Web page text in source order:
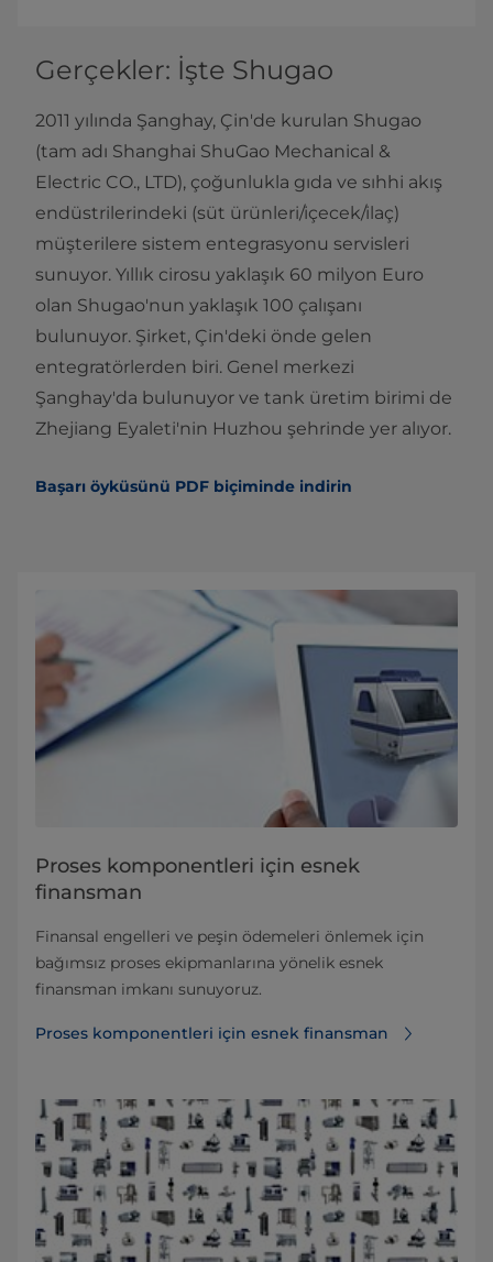
Gerçekler: İşte Shugao
2011 yılında Şanghay, Çin'de kurulan Shugao
(tam adı Shanghai ShuGao Mechanical &
Electric CO., LTD), çoğunlukla gıda ve sıhhi akış
endüstrilerindeki (süt ürünleri/içecek/ilaç)
müşterilere sistem entegrasyonu servisleri
sunuyor. Yıllık cirosu yaklaşık 60 milyon Euro
olan Shugao'nun yaklaşık 100 çalışanı
bulunuyor. Şirket, Çin'deki önde gelen
entegratörlerden biri. Genel merkezi
Şanghay'da bulunuyor ve tank üretim birimi de
Zhejiang Eyaleti'nin Huzhou şehrinde yer alıyor.
Başarı öyküsünü PDF biçiminde indirin
Proses komponentleri için esnek
finansman
Finansal engelleri ve peşin ödemeleri önlemek için
bağımsız proses ekipmanlarına yönelik esnek
finansman imkanı sunuyoruz.
Proses komponentleri için esnek finansman